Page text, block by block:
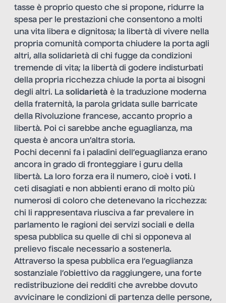
tasse è proprio questo che si propone, ridurre la
spesa per le prestazioni che consentono a molti
una vita libera e dignitosa; la libertà di vivere nella
propria comunità comporta chiudere la porta agli
altri, alla solidarietà di chi fugge da condizioni
tremende di vita; la libertà di godere indisturbati
della propria ricchezza chiude la porta ai bisogni
degli altri. La solidarietà è la traduzione moderna
della fraternità, la parola gridata sulle barricate
della Rivoluzione francese, accanto proprio a
libertà. Poi ci sarebbe anche eguaglianza, ma
questa è ancora un’altra storia.
Pochi decenni fa i paladini dell’eguaglianza erano
ancora in grado di fronteggiare i guru della
libertà. La loro forza era il numero, cioè i voti. I
ceti disagiati e non abbienti erano di molto più
numerosi di coloro che detenevano la ricchezza:
chi li rappresentava riusciva a far prevalere in
parlamento le ragioni dei servizi sociali e della
spesa pubblica su quelle di chi si opponeva al
prelievo fiscale necessario a sostenerla.
Attraverso la spesa pubblica era l’eguaglianza
sostanziale l’obiettivo da raggiungere, una forte
redistribuzione dei redditi che avrebbe dovuto
avvicinare le condizioni di partenza delle persone,